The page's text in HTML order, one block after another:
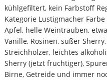
kühlgefiltert, kein Farbstoff
Kategorie Lustigmacher
Apfel, helle Weintrauben,
Vanille, Rosinen, süßer
Streichhölzer, leichtes
Sherry (jetzt fruchtiger),
Birne, Getreide und immer